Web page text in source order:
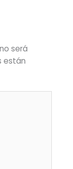
será
están